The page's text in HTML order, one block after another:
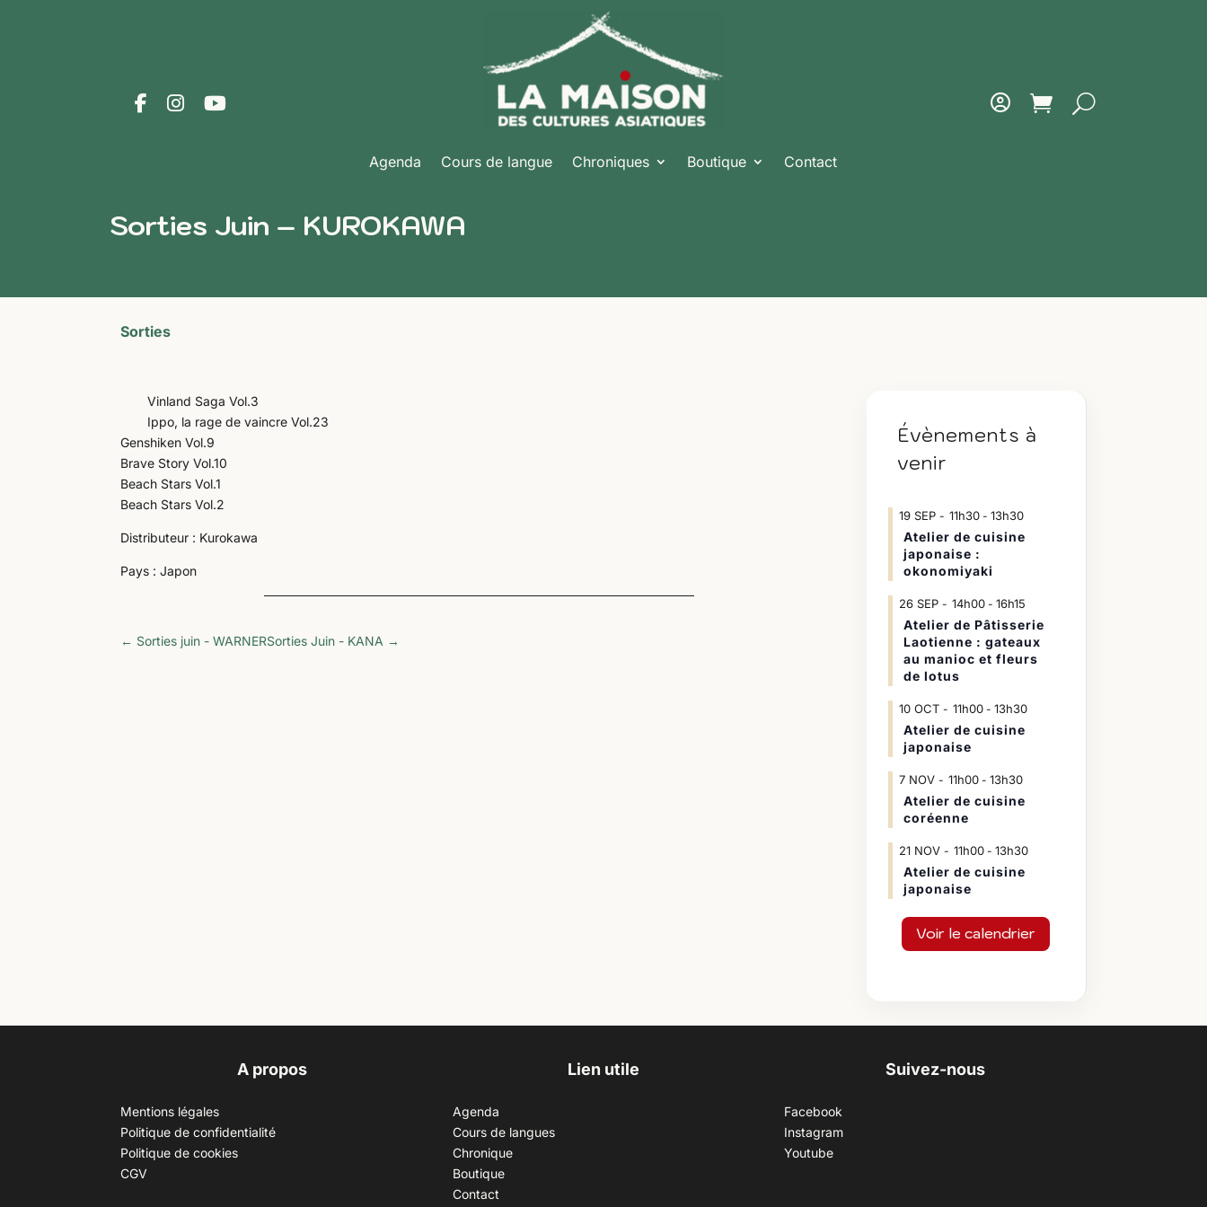
Agenda Cours de langue Chroniques Boutique Contact
Sorties Juin – KUROKAWA
Sorties
Vinland Saga Vol.3
Ippo, la rage de vaincre Vol.23
Genshiken Vol.9
Brave Story Vol.10
Beach Stars Vol.1
Beach Stars Vol.2
Distributeur : Kurokawa
Pays : Japon
← Sorties juin - WARNERSorties Juin - KANA →
Évènements à
venir
19 SEP 11h30- 13h30
Atelier de cuisine
japonaise :
okonomiyaki
26 SEP 14h00- 16h15
Atelier de Pâtisserie
Laotienne : gateaux
au manioc et fleurs
de lotus
10 OCT 11h00- 13h30
Atelier de cuisine
japonaise
7 NOV 11h00- 13h30
Atelier de cuisine
coréenne
21 NOV 11h00- 13h30
Atelier de cuisine
japonaise
Voir le calendrier
A propos
Mentions légales
Politique de confidentialité
Politique de cookies
CGV
Lien utile
Agenda
Cours de langues
Chronique
Boutique
Contact
Suivez-nous
Facebook
Instagram
Youtube